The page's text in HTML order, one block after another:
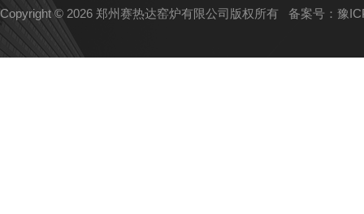
Copyright © 2026 郑州赛热达窑炉有限公司版权所有 备案号：豫